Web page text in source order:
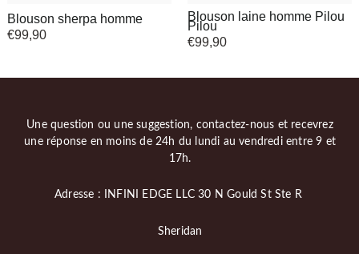
Blouson sherpa homme
€99,90
Blouson laine homme Pilou
Pilou
€99,90
Une question ou une suggestion, contactez-nous et recevrez
une réponse en moins de 24h du lundi au vendredi entre 9 et
17h.
Adresse : INFINI EDGE LLC 30 N Gould St Ste R
Sheridan